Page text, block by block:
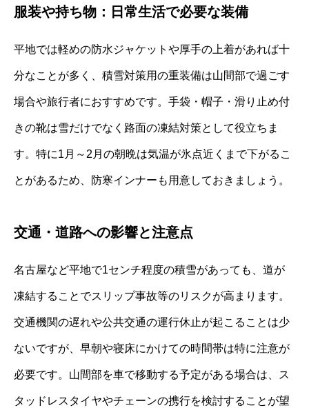
服装や持ち物：日常生活で必要な装備
平地では軽めの防水ジャケットや厚手の上着があれば十
分なことが多く、積雪対策用の重装備は山間部で過ごす
場合や旅行者におすすめです。手袋・帽子・滑り止め付
きの靴は雪だけでなく路面の凍結対策として役立ちま
す。特に1月～2月の朝晩は気温が氷点近くまで下がるこ
とがあるため、防寒インナーも用意しておきましょう。
交通・道路への影響と注意点
名古屋など平地で1センチ程度の積雪があっても、道が
凍結することでスリップ事故等のリスクが高まります。
交通機関の遅れや公共交通の運行休止が起こることは少
ないですが、早朝や寝床にかけての時間帯は特に注意が
必要です。山間部を車で移動する予定がある場合は、ス
タッドレスタイヤやチェーンの携行を検討することが望